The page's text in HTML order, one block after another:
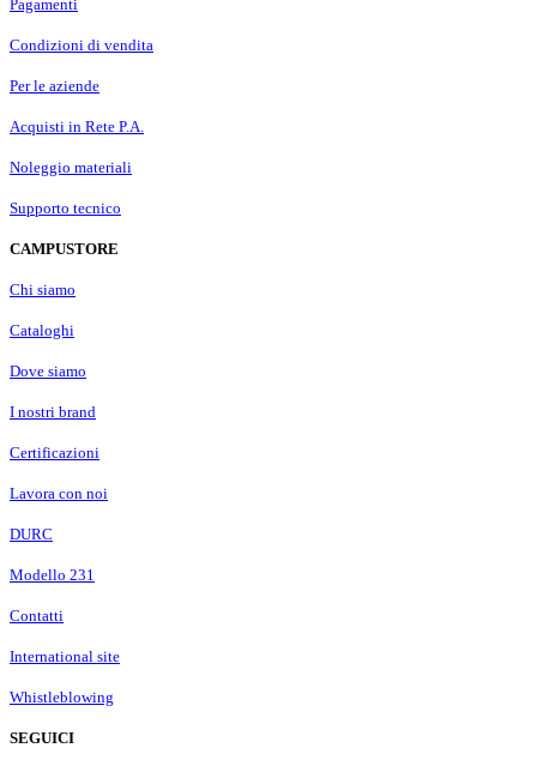
Pagamenti
Condizioni di vendita
Per le aziende
Acquisti in Rete P.A.
Noleggio materiali
Supporto tecnico
CAMPUSTORE
Chi siamo
Cataloghi
Dove siamo
I nostri brand
Certificazioni
Lavora con noi
DURC
Modello 231
Contatti
International site
Whistleblowing
SEGUICI